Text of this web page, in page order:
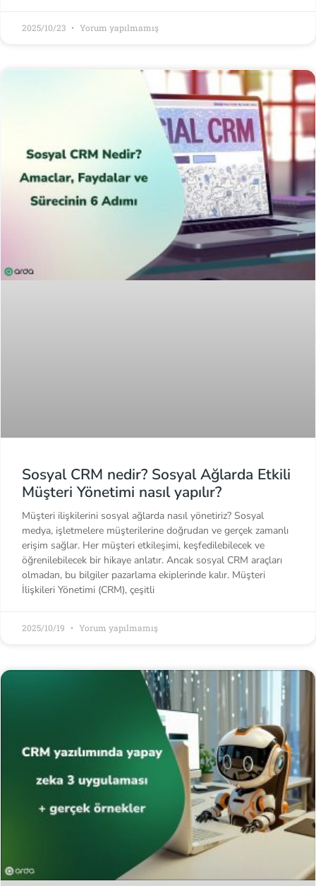
2025/10/23 Yorum yapılmamış
Sosyal CRM nedir? Sosyal Ağlarda Etkili
Müşteri Yönetimi nasıl yapılır?
Müşteri ilişkilerini sosyal ağlarda nasıl yönetiriz? Sosyal
medya, işletmelere müşterilerine doğrudan ve gerçek zamanlı
erişim sağlar. Her müşteri etkileşimi, keşfedilebilecek ve
öğrenilebilecek bir hikaye anlatır. Ancak sosyal CRM araçları
olmadan, bu bilgiler pazarlama ekiplerinde kalır. Müşteri
İlişkileri Yönetimi (CRM), çeşitli
2025/10/19 Yorum yapılmamış